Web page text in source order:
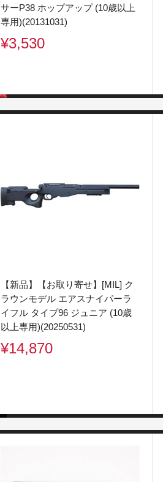
サーP38 ホップアップ (10歳以上
専用)(20131031)
販
¥3,530
【新品】【お取り寄せ】[MIL] ク
ラウンモデル エアスナイパーラ
イフル タイプ96 ジュニア (10歳
以上専用)(20250531)
販
¥14,870